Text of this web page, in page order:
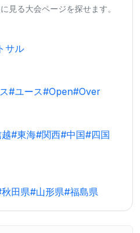
見る大会ページを探せます。
サル
#ユース#Open#Over
#東海#関西#中国#四国
田県#山形県#福島県